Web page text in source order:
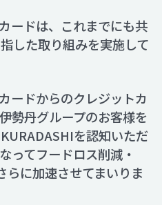
ードは、これまでにも共
した取り組みを実施して
ードからのクレジットカ
勢丹グループのお客様を
を認知いただ
ってフードロス削減・
らに加速させてまいりま